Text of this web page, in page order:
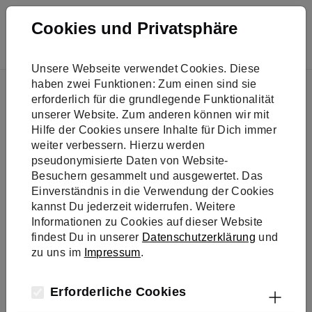
Skip to main navigation
Skip to main content
Skip to page footer
You are here:
News
Think Big! So gelingen komplexe Energiewendeprojekte
Klimaschutz-Unternehmen e.V.
Think Big! So gelingen
komplexe
Energiewendeprojekte
26.02.2026
Cookies und Privatsphäre
Unsere Webseite verwendet Cookies. Diese
haben zwei Funktionen: Zum einen sind sie
erforderlich für die grundlegende Funktionalität
unserer Website. Zum anderen können wir mit
Hilfe der Cookies unsere Inhalte für Dich immer
weiter verbessern. Hierzu werden
pseudonymisierte Daten von Website-
Besuchern gesammelt und ausgewertet. Das
Einverständnis in die Verwendung der Cookies
kannst Du jederzeit widerrufen. Weitere
Informationen zu Cookies auf dieser Website
findest Du in unserer Datenschutzerklärung und
zu uns im Impressum.
Erforderliche Cookies